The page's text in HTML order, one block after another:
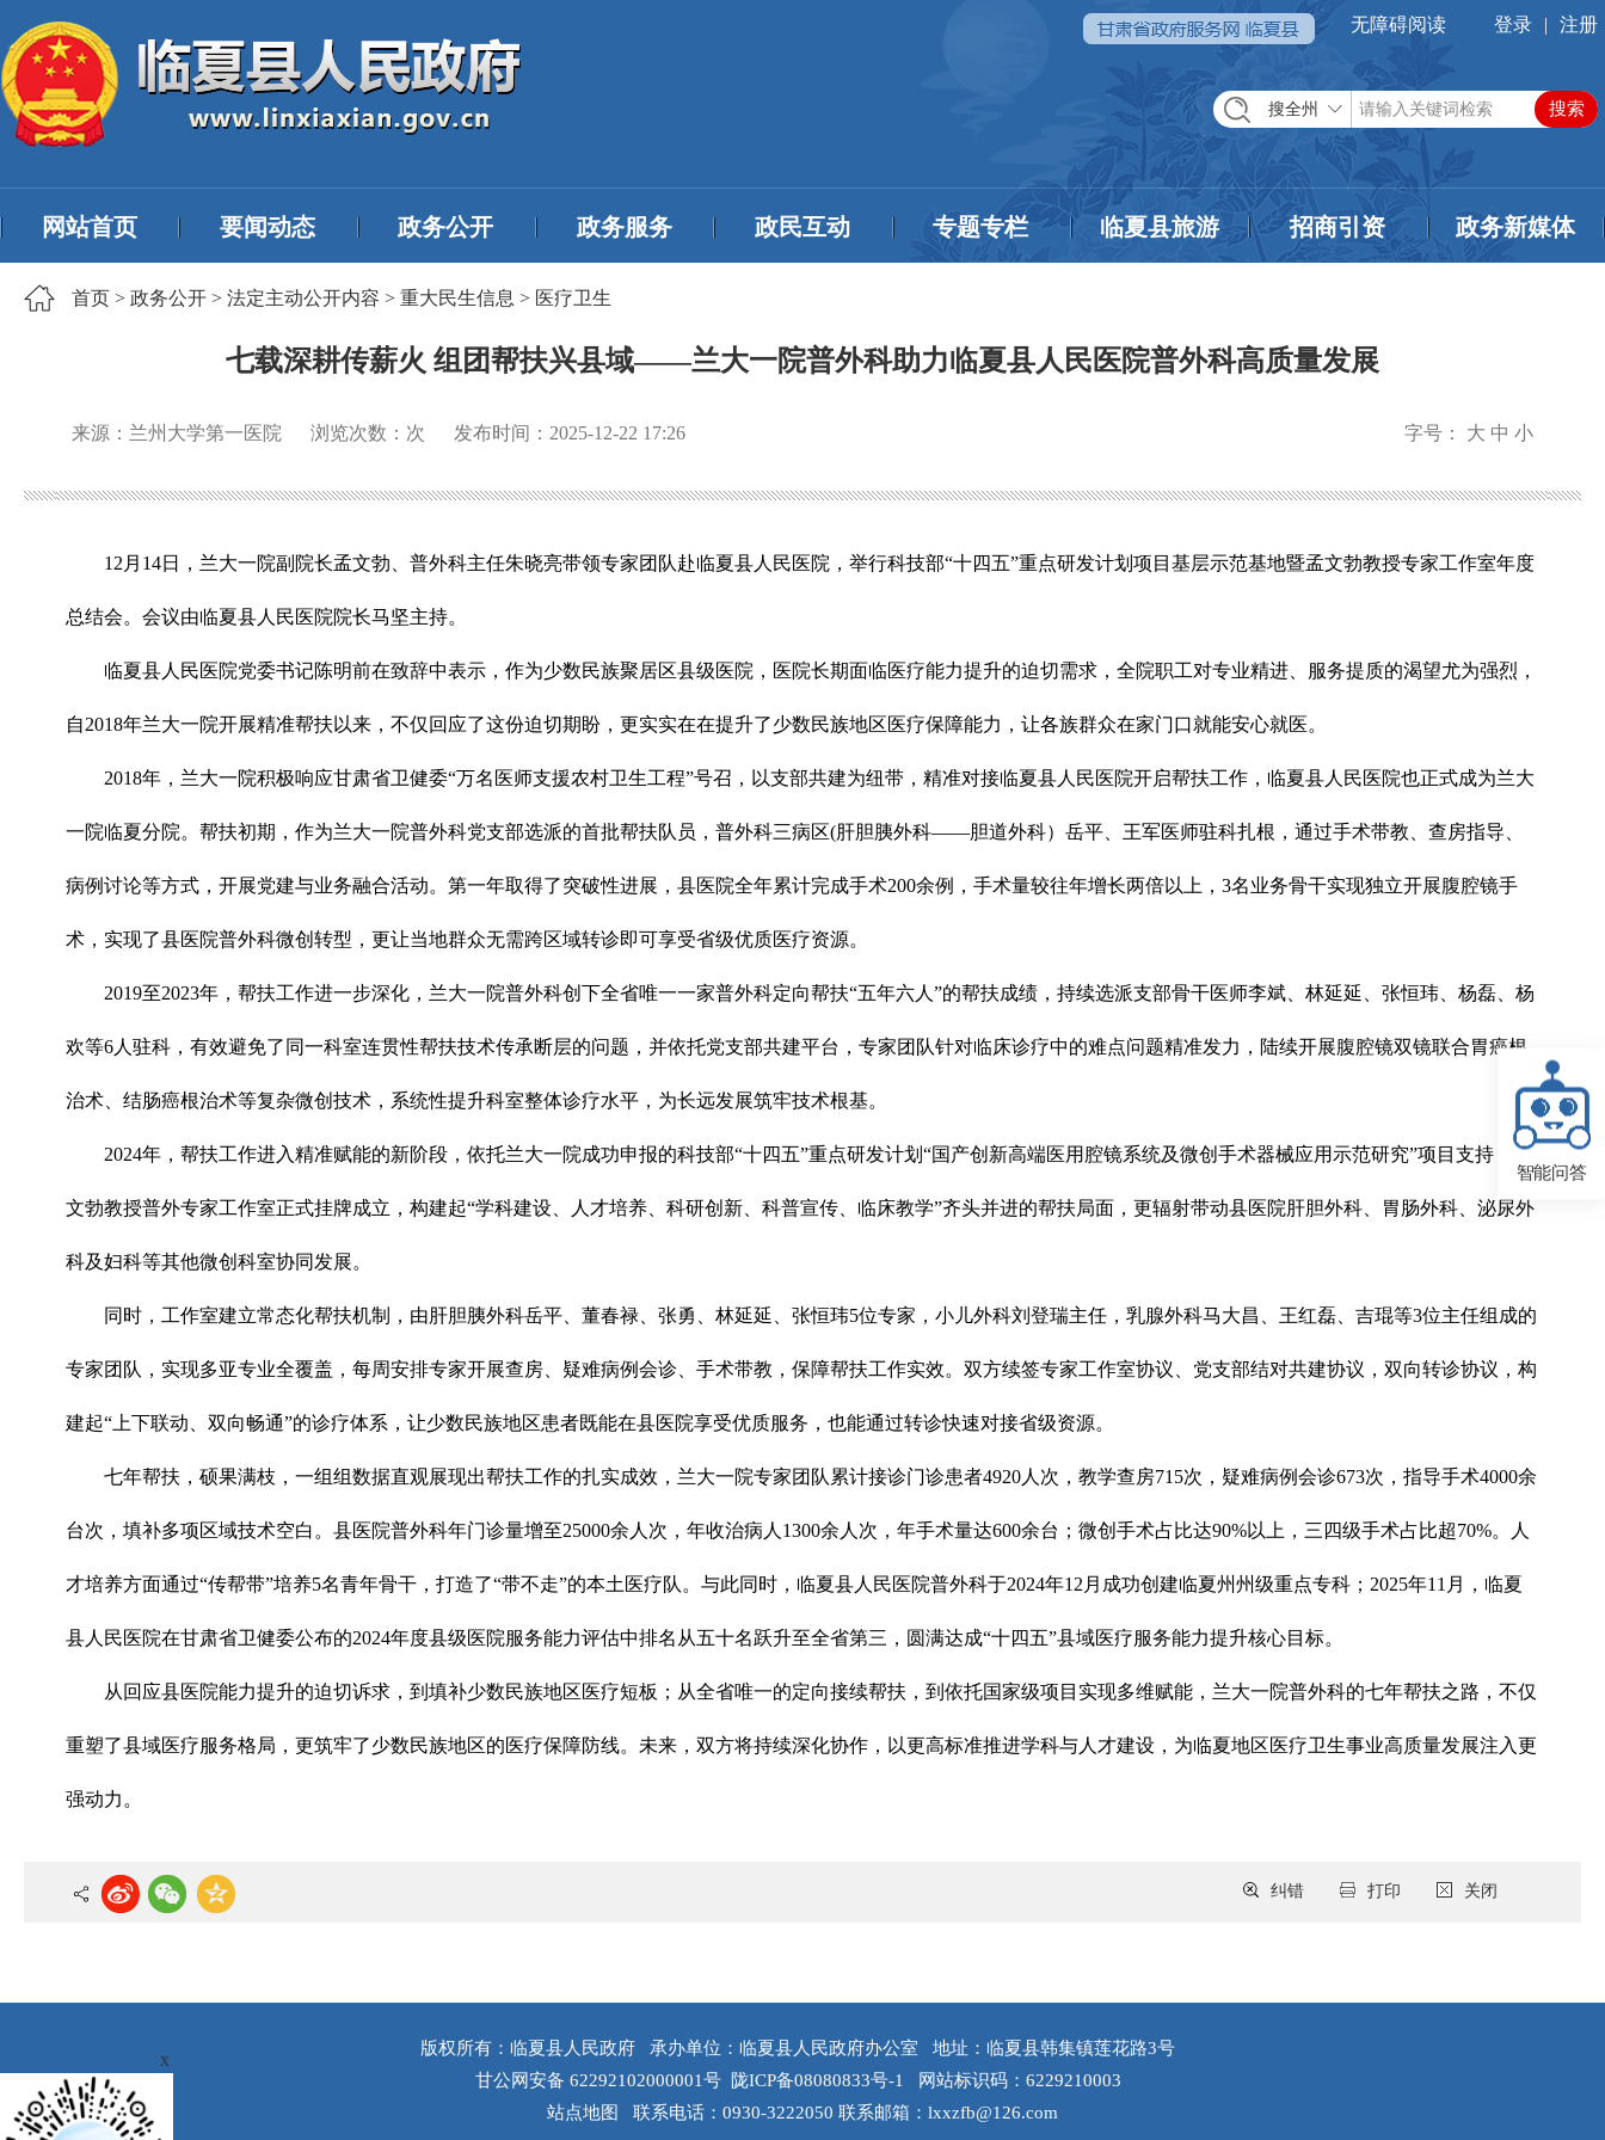
无障碍阅读 登录 | 注册
搜全州
网站首页 要闻动态 政务公开 政务服务 政民互动 专题专栏 临夏县旅游 招商引资 政务新媒体
首页 > 政务公开 > 法定主动公开内容 > 重大民生信息 > 医疗卫生
七载深耕传薪火 组团帮扶兴县域——兰大一院普外科助力临夏县人民医院普外科高质量发展
来源：兰州大学第一医院 浏览次数： 次 发布时间： 2025-12-22 17:26 字号： 大 中 小
12月14日，兰大一院副院长孟文勃、普外科主任朱晓亮带领专家团队赴临夏县人民医院，举行科技部“十四五”重点研发计划项目基层示范基地暨孟文勃教授专家工作室年度
总结会。会议由临夏县人民医院院长马坚主持。
临夏县人民医院党委书记陈明前在致辞中表示，作为少数民族聚居区县级医院，医院长期面临医疗能力提升的迫切需求，全院职工对专业精进、服务提质的渴望尤为强烈，
自2018年兰大一院开展精准帮扶以来，不仅回应了这份迫切期盼，更实实在在提升了少数民族地区医疗保障能力，让各族群众在家门口就能安心就医。
2018年，兰大一院积极响应甘肃省卫健委“万名医师支援农村卫生工程”号召，以支部共建为纽带，精准对接临夏县人民医院开启帮扶工作，临夏县人民医院也正式成为兰大
一院临夏分院。帮扶初期，作为兰大一院普外科党支部选派的首批帮扶队员，普外科三病区(肝胆胰外科——胆道外科）岳平、王军医师驻科扎根，通过手术带教、查房指导、
病例讨论等方式，开展党建与业务融合活动。第一年取得了突破性进展，县医院全年累计完成手术200余例，手术量较往年增长两倍以上，3名业务骨干实现独立开展腹腔镜手
术，实现了县医院普外科微创转型，更让当地群众无需跨区域转诊即可享受省级优质医疗资源。
2019至2023年，帮扶工作进一步深化，兰大一院普外科创下全省唯一一家普外科定向帮扶“五年六人”的帮扶成绩，持续选派支部骨干医师李斌、林延延、张恒玮、杨磊、杨
欢等6人驻科，有效避免了同一科室连贯性帮扶技术传承断层的问题，并依托党支部共建平台，专家团队针对临床诊疗中的难点问题精准发力，陆续开展腹腔镜双镜联合胃癌根
治术、结肠癌根治术等复杂微创技术，系统性提升科室整体诊疗水平，为长远发展筑牢技术根基。
2024年，帮扶工作进入精准赋能的新阶段，依托兰大一院成功申报的科技部“十四五”重点研发计划“国产创新高端医用腔镜系统及微创手术器械应用示范研究”项目支持，孟
文勃教授普外专家工作室正式挂牌成立，构建起“学科建设、人才培养、科研创新、科普宣传、临床教学”齐头并进的帮扶局面，更辐射带动县医院肝胆外科、胃肠外科、泌尿外
科及妇科等其他微创科室协同发展。
同时，工作室建立常态化帮扶机制，由肝胆胰外科岳平、董春禄、张勇、林延延、张恒玮5位专家，小儿外科刘登瑞主任，乳腺外科马大昌、王红磊、吉琨等3位主任组成的
专家团队，实现多亚专业全覆盖，每周安排专家开展查房、疑难病例会诊、手术带教，保障帮扶工作实效。双方续签专家工作室协议、党支部结对共建协议，双向转诊协议，构
建起“上下联动、双向畅通”的诊疗体系，让少数民族地区患者既能在县医院享受优质服务，也能通过转诊快速对接省级资源。
七年帮扶，硕果满枝，一组组数据直观展现出帮扶工作的扎实成效，兰大一院专家团队累计接诊门诊患者4920人次，教学查房715次，疑难病例会诊673次，指导手术4000余
台次，填补多项区域技术空白。县医院普外科年门诊量增至25000余人次，年收治病人1300余人次，年手术量达600余台；微创手术占比达90%以上，三四级手术占比超70%。人
才培养方面通过“传帮带”培养5名青年骨干，打造了“带不走”的本土医疗队。与此同时，临夏县人民医院普外科于2024年12月成功创建临夏州州级重点专科；2025年11月，临夏
县人民医院在甘肃省卫健委公布的2024年度县级医院服务能力评估中排名从五十名跃升至全省第三，圆满达成“十四五”县域医疗服务能力提升核心目标。
从回应县医院能力提升的迫切诉求，到填补少数民族地区医疗短板；从全省唯一的定向接续帮扶，到依托国家级项目实现多维赋能，兰大一院普外科的七年帮扶之路，不仅
重塑了县域医疗服务格局，更筑牢了少数民族地区的医疗保障防线。未来，双方将持续深化协作，以更高标准推进学科与人才建设，为临夏地区医疗卫生事业高质量发展注入更
强动力。
关闭
打印
纠错
版权所有：临夏县人民政府 承办单位：临夏县人民政府办公室
地址：临夏县韩集镇莲花路3号
甘公网安备 62292102000001号
陇ICP备08080833号-1
网站标识码：6229210003
站点地图
联系电话：0930-3222050 联系邮箱：lxxzfb@126.com
x
智能问答